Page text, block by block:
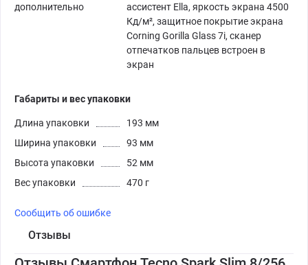
дополнительно
ассистент Ella, яркость экрана 4500
Кд/м², защитное покрытие экрана
Corning Gorilla Glass 7i, сканер
отпечатков пальцев встроен в
экран
Габариты и вес упаковки
Длина упаковки
193 мм
Ширина упаковки
93 мм
Высота упаковки
52 мм
Вес упаковки
470 г
Сообщить об ошибке
Отзывы